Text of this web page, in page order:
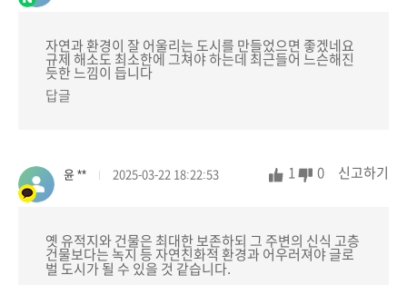
자연과 환경이 잘 어울리는 도시를 만들었으면 좋겠네요
규제 해소도 최소한에 그쳐야 하는데 최근들어 느슨해진
듯한 느낌이 듭니다
답글
윤 ** 2025-03-22 18:22:53 1 0 신고하기
옛 유적지와 건물은 최대한 보존하되 그 주변의 신식 고층
건물보다는 녹지 등 자연친화적 환경과 어우러져야 글로
벌 도시가 될 수 있을 것 같습니다.